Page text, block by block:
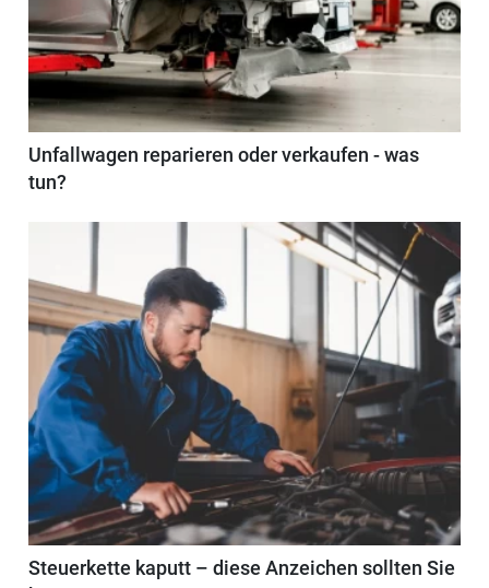
Unfallwagen reparieren oder verkaufen - was
tun?
Steuerkette kaputt – diese Anzeichen sollten Sie